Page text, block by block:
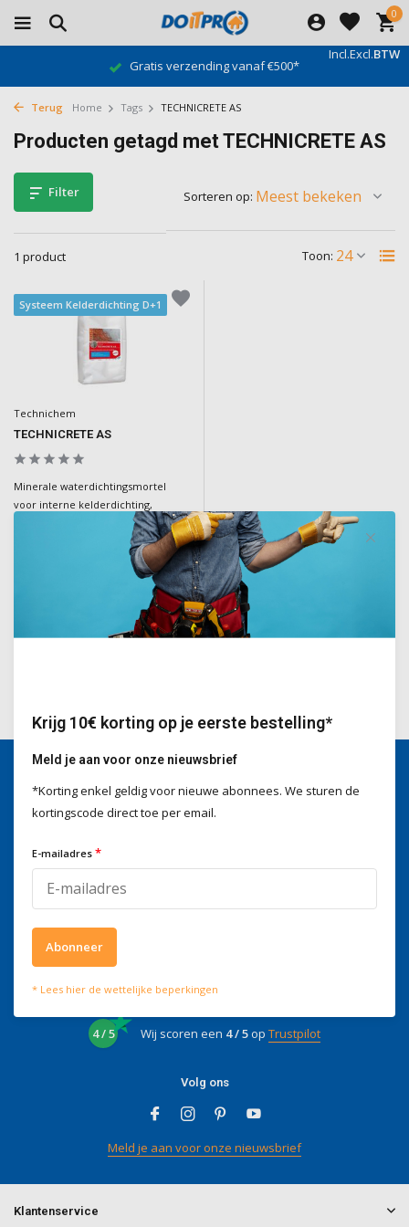
0
Incl.Excl.BTW
Gratis verzending vanaf €500*
Terug Home Tags TECHNICRETE AS
Producten getagd met TECHNICRETE AS
Filter
1 product Toon:
Sorteren op:
Systeem Kelderdichting D+1
Technichem
TECHNICRETE AS
Minerale waterdichtingsmortel
voor interne kelderdichting,
bestand tegen waterdruk en
geschikt voor zouthoudende
Wat onze klanten zeggen
4 / 5 Wij scoren een 4 / 5op Trustpilot
Volg ons
Meld je aan voor onze nieuwsbrief
Klantenservice
Krijg 10€ korting op je eerste bestelling*
Meld je aan voor onze nieuwsbrief
*Korting enkel geldig voor nieuwe abonnees. We sturen de
kortingscode direct toe per email.
E-mailadres *
Abonneer
* Lees hier de wettelijke beperkingen